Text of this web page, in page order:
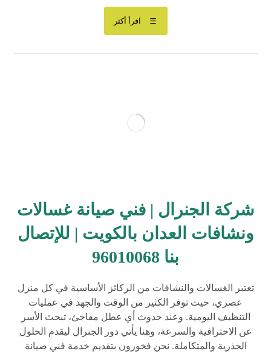
اقرأ أكثر
شركة الجنرال | فني صيانة غسالات
ونشافات العدان بالكويت | للإتصال
بنا 96010068
تعتبر الغسالات والنشافات من الركائز الأساسية في كل منزل
عصري، حيث توفر الكثير من الوقت والجهد في عمليات
التنظيف اليومية. وعند حدوث أي عطل مفاجئ، تبحث الأسر
عن الاحترافية والسرعة، وهنا يأتي دور الجنرال ليقدم الحلول
الجذرية والمتكاملة. نحن فخورون بتقديم خدمة فني صيانة